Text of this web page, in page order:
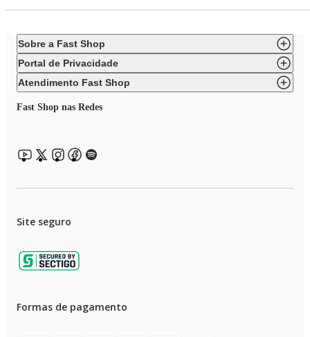
Sobre a Fast Shop
Portal de Privacidade
Atendimento Fast Shop
Fast Shop nas Redes
Site seguro
Formas de pagamento